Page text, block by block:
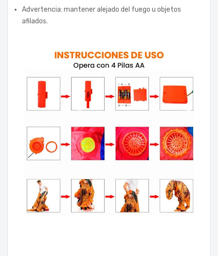
Advertencia: mantener alejado del fuego u objetos
afilados.